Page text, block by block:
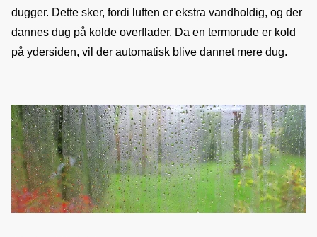
dugger. Dette sker, fordi luften er ekstra vandholdig, og der
dannes dug på kolde overflader. Da en termorude er kold
på ydersiden, vil der automatisk blive dannet mere dug.